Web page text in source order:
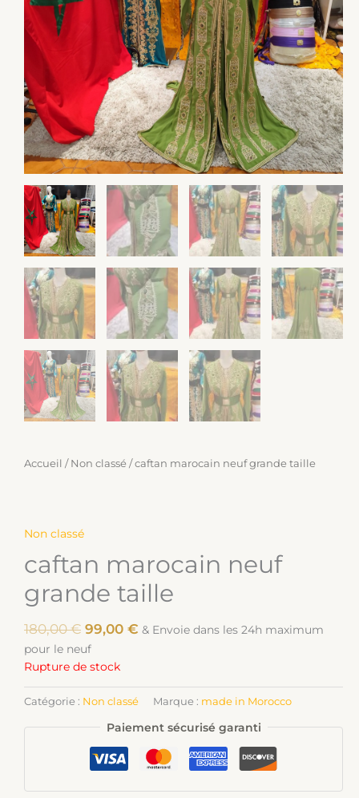
Accueil / Non classé / caftan marocain neuf grande taille
Non classé
caftan marocain neuf
grande taille
180,00€ 99,00 € & Envoie dans les 24h maximum
pour le neuf
Rupture de stock
Catégorie : Non classé Marque : made in Morocco
Paiement sécurisé garanti